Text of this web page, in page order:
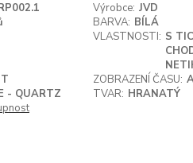
Výrobce: JVD
BARVA: BÍLÁ
VLASTNOSTI: S
ZOBRAZENÍ ČASU:
- QUARTZ TVAR: HRANATÝ